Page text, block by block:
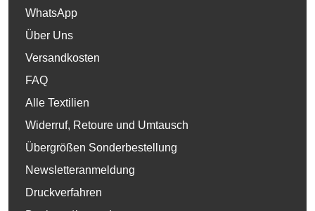
WhatsApp
Über Uns
Versandkosten
FAQ
Alle Textilien
Widerruf, Retoure und Umtausch
Übergrößen Sonderbestellung
Newsletteranmeldung
Druckverfahren